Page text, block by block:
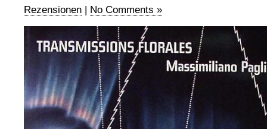
Rezensionen | No Comments »